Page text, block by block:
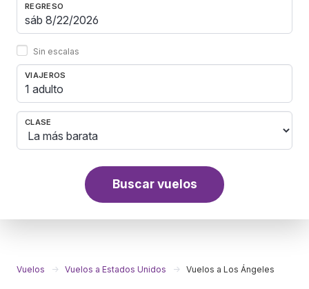
REGRESO
Sin escalas
VIAJEROS
1 adulto
CLASE
Buscar vuelos
Vuelos Vuelos a Estados Unidos Vuelos a Los Ángeles